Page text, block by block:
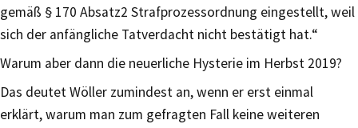
gemäß § 170 Absatz2 Strafprozessordnung eingestellt, weil
sich der anfängliche Tatverdacht nicht bestätigt hat.“
Warum aber dann die neuerliche Hysterie im Herbst 2019?
Das deutet Wöller zumindest an, wenn er erst einmal
erklärt, warum man zum gefragten Fall keine weiteren